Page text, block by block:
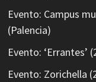
Evento: Campus
(Palencia)
Evento: ‘Errantes’
Evento: Zorichella